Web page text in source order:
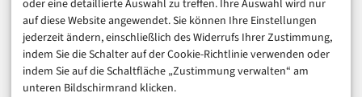
oder eine detaillierte Auswahl zu treffen. Ihre Auswahl wird nur
auf diese Website angewendet. Sie können Ihre Einstellungen
jederzeit ändern, einschließlich des Widerrufs Ihrer Zustimmung,
indem Sie die Schalter auf der Cookie-Richtlinie verwenden oder
indem Sie auf die Schaltfläche „Zustimmung verwalten“ am
unteren Bildschirmrand klicken.
Unsere Redaktion
Werbeformate & Media Kit
Rechtliches